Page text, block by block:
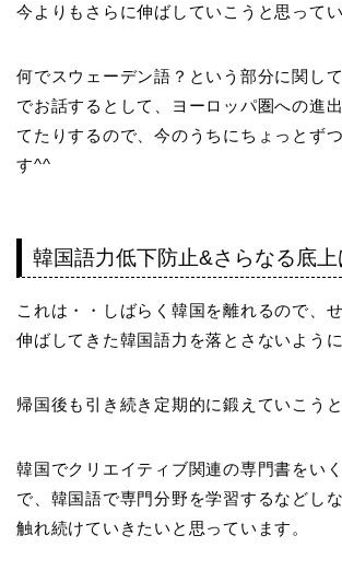
今よりもさらに伸ばしていこうと思ってい
何でスウェーデン語？という部分に関し
でお話するとして、ヨーロッパ圏への進
てたりするので、今のうちにちょっとず
す^^
韓国語力低下防止&さらなる底上
これは・・しばらく韓国を離れるので、
伸ばしてきた韓国語力を落とさないよう
帰国後も引き続き定期的に鍛えていこう
韓国でクリエイティブ関連の専門書をい
で、韓国語で専門分野を学習するなどし
触れ続けていきたいと思っています。